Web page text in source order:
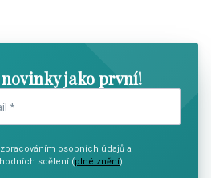
jako první!
osobních údajů a
sdělení (plné znění)